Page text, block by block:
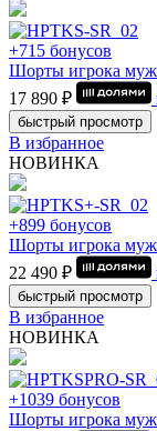
+715 бонусов
Шорты игрока
17 890 ₽
быстрый просмотр
В избранное
НОВИНКА
+899 бонусов
Шорты игрока
22 490 ₽
быстрый просмотр
В избранное
НОВИНКА
+1039 бонусов
Шорты игрока